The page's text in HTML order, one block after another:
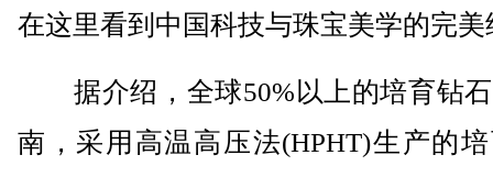
在这里看到中国科技与珠宝美学的完美
据介绍，全球50%以上的培育钻
南，采用高温高压法(HPHT)生产的